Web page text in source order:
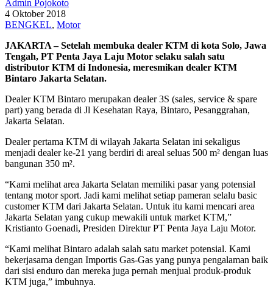
Admin Pojokoto
4 Oktober 2018
BENGKEL, Motor
JAKARTA – Setelah membuka dealer KTM di kota Solo, Jawa
Tengah, PT Penta Jaya Laju Motor selaku salah satu
distributor KTM di Indonesia, meresmikan dealer KTM
Bintaro Jakarta Selatan.
Dealer KTM Bintaro merupakan dealer 3S (sales, service & spare
part) yang berada di Jl Kesehatan Raya, Bintaro, Pesanggrahan,
Jakarta Selatan.
Dealer pertama KTM di wilayah Jakarta Selatan ini sekaligus
menjadi dealer ke-21 yang berdiri di areal seluas 500 m² dengan luas
bangunan 350 m².
“Kami melihat area Jakarta Selatan memiliki pasar yang potensial
tentang motor sport. Jadi kami melihat setiap pameran selalu basic
customer KTM dari Jakarta Selatan. Untuk itu kami mencari area
Jakarta Selatan yang cukup mewakili untuk market KTM,”
Kristianto Goenadi, Presiden Direktur PT Penta Jaya Laju Motor.
“Kami melihat Bintaro adalah salah satu market potensial. Kami
bekerjasama dengan Importis Gas-Gas yang punya pengalaman baik
dari sisi enduro dan mereka juga pernah menjual produk-produk
KTM juga,” imbuhnya.